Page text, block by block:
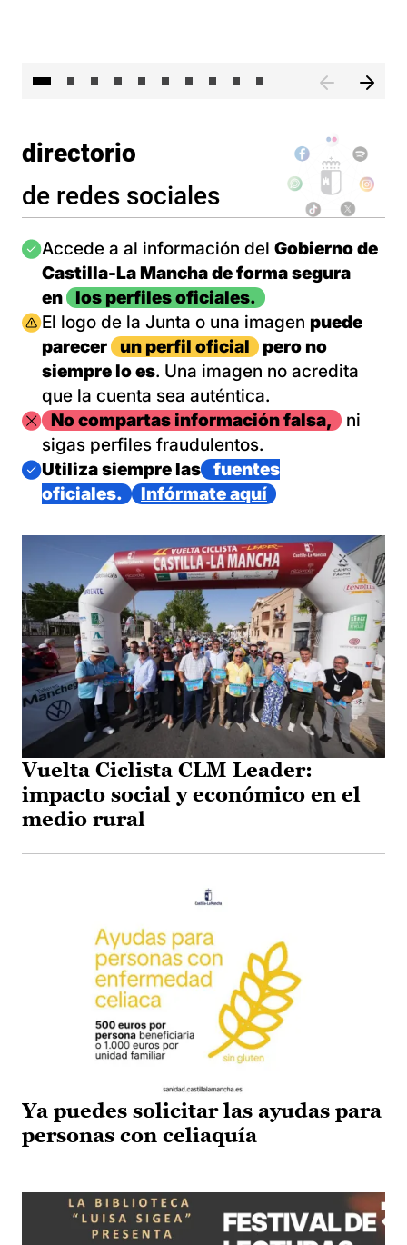
directorio
de redes sociales
Imagen
Accede a al información del Gobierno de
Castilla-La Mancha de forma segura
en
los perfiles oficiales.
Imagen
El logo de la Junta o una imagen puede
parecer
un perfil oficial
pero no
siempre lo es. Una imagen no acredita
que la cuenta sea auténtica.
ImagenNo compartas información falsa,
ni
sigas perfiles fraudulentos.
Imagen
Utiliza siempre las
fuentes
oficiales.
Infórmate aquí
Vuelta Ciclista CLM Leader:
impacto social y económico en el
medio rural
Ya puedes solicitar las ayudas para
personas con celiaquía